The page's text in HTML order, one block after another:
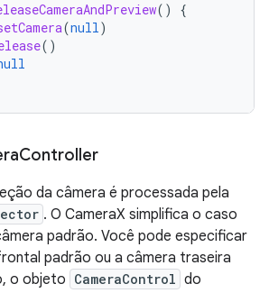
()
{
(null)
()
Controller
da câmera é processada pela
. O CameraX simplifica o caso
padrão. Você pode especificar
padrão ou a câmera traseira
o objeto CameraControl do